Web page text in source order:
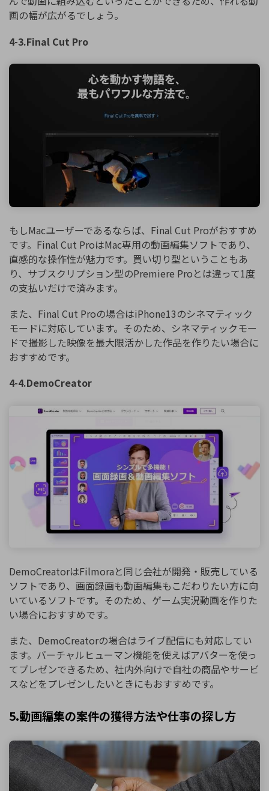
画の幅が広がるでしょう。
4-3.Final Cut Pro
もしMacユーザーであるならば、Final Cut Proがおすすめ
です。Final Cut ProはMac専用の動画編集ソフトであり、
直感的な操作性が魅力です。買い切り型ということもあ
り、サブスクリプション型のPremiere Proとは違って1度
の支払いだけで済みます。
また、Final Cut Proの場合はiPhone13のシネマティック
モードに対応しています。そのため、シネマティックモー
ドで撮影した映像を最大限活かした作品を作りたい場合に
おすすめです。
4-4.DemoCreator
DemoCreatorはFilmoraと同じ会社が開発・販売している
ソフトであり、画面録画も動画編集もこだわりたい方に向
いているソフトです。そのため、ゲーム実況動画を作りた
い場合におすすめです。
また、DemoCreatorの場合はライブ配信にも対応してい
ます。バーチャルヒューマン機能を使えばアバターを使っ
てプレゼンできるため、社内外向けで自社の商品やサービ
スなどをプレゼンしたいときにもおすすめです。
5.動画編集の案件の獲得方法や仕事の探し方